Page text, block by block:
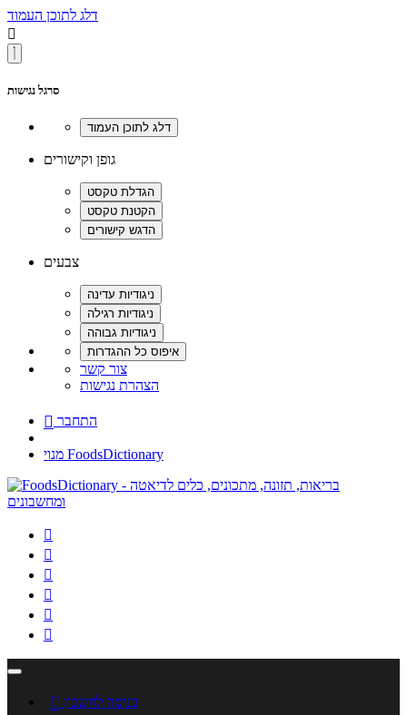
דלג לתוכן העמוד

סרגל נגישות
גופן וקישורים
צבעים
צור קשר
הצהרת נגישות
 התחבר
מנוי FoodsDictionary






 כניסה לחשבון